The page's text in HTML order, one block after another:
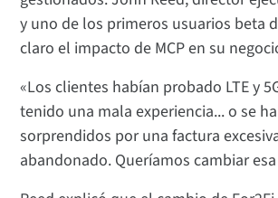
y uno de los primeros usuarios beta
claro el impacto de MCP en su
«Los clientes habían probado LTE y
tenido una mala experiencia... o se
sorprendidos por una factura
abandonado. Queríamos cambiar